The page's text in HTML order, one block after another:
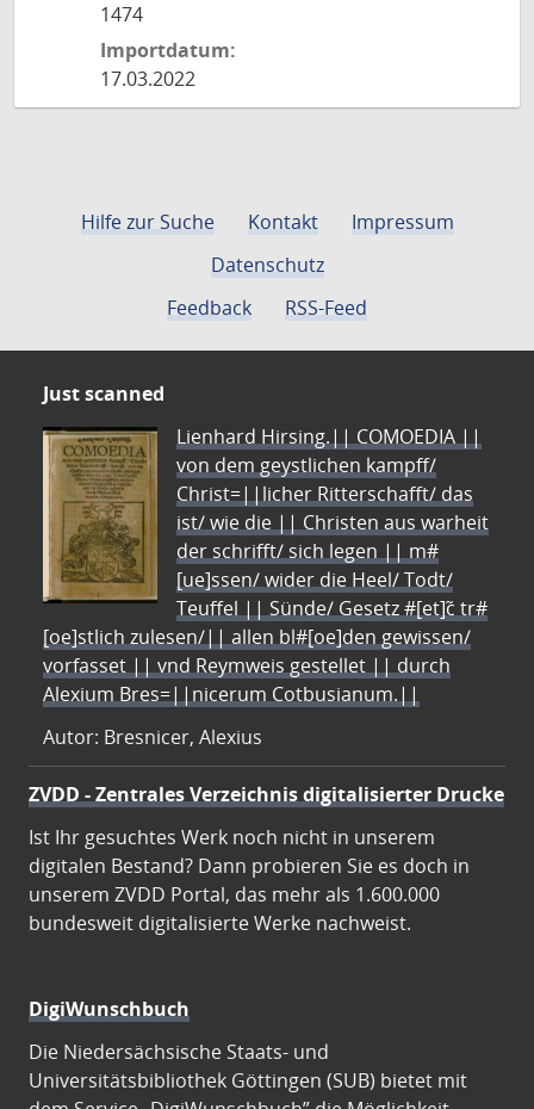
1474
Importdatum:
17.03.2022
Hilfe zur Suche Kontakt
Impressum
Datenschutz
Feedback
RSS-Feed
Just scanned
Lienhard Hirsing.|| COMOEDIA ||
von dem geystlichen kampff/
Christ=||licher Ritterschafft/ das
ist/ wie die || Christen aus warheit
der schrifft/ sich legen || m#
[ue]ssen/ wider die Heel/ Todt/
Teuffel || Sünde/ Gesetz #[et]c̃ tr#
[oe]stlich zulesen/|| allen bl#[oe]den gewissen/
vorfasset || vnd Reymweis gestellet || durch
Alexium Bres=||nicerum Cotbusianum.||
Autor: Bresnicer, Alexius
ZVDD - Zentrales Verzeichnis digitalisierter Drucke
Ist Ihr gesuchtes Werk noch nicht in unserem
digitalen Bestand? Dann probieren Sie es doch in
unserem ZVDD Portal, das mehr als 1.600.000
bundesweit digitalisierte Werke nachweist.
DigiWunschbuch
Die Niedersächsische Staats- und
Universitätsbibliothek Göttingen (SUB) bietet mit